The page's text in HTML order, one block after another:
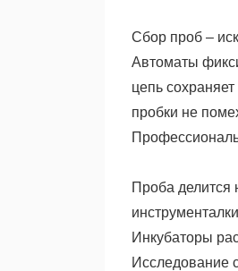
Сбор проб –
Автоматы
цепь
пробки не
Проба делится
Инкубаторы
Исследование